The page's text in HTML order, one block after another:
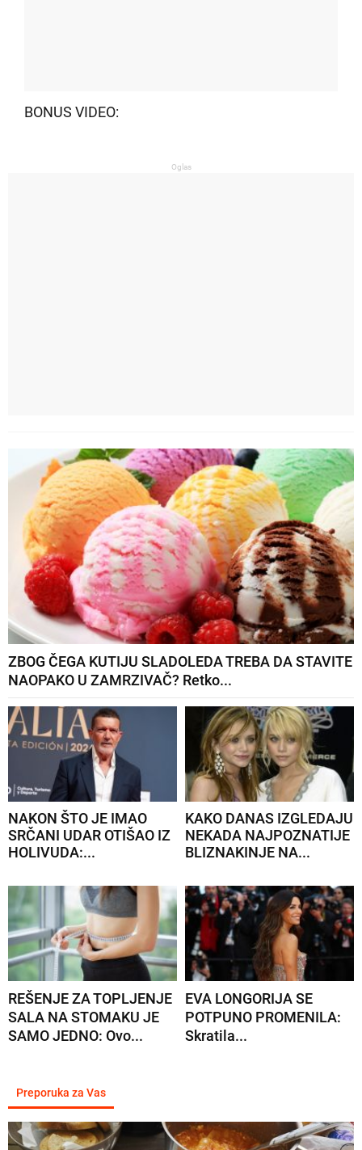
BONUS VIDEO:
Oglas
ZBOG ČEGA KUTIJU SLADOLEDA TREBA DA STAVITE
NAOPAKO U ZAMRZIVAČ? Retko...
NAKON ŠTO JE IMAO
SRČANI UDAR OTIŠAO IZ
HOLIVUDA:...
KAKO DANAS IZGLEDAJU
NEKADA NAJPOZNATIJE
BLIZNAKINJE NA...
REŠENJE ZA TOPLJENJE
SALA NA STOMAKU JE
SAMO JEDNO: Ovo...
EVA LONGORIJA SE
POTPUNO PROMENILA:
Skratila...
Preporuka za Vas